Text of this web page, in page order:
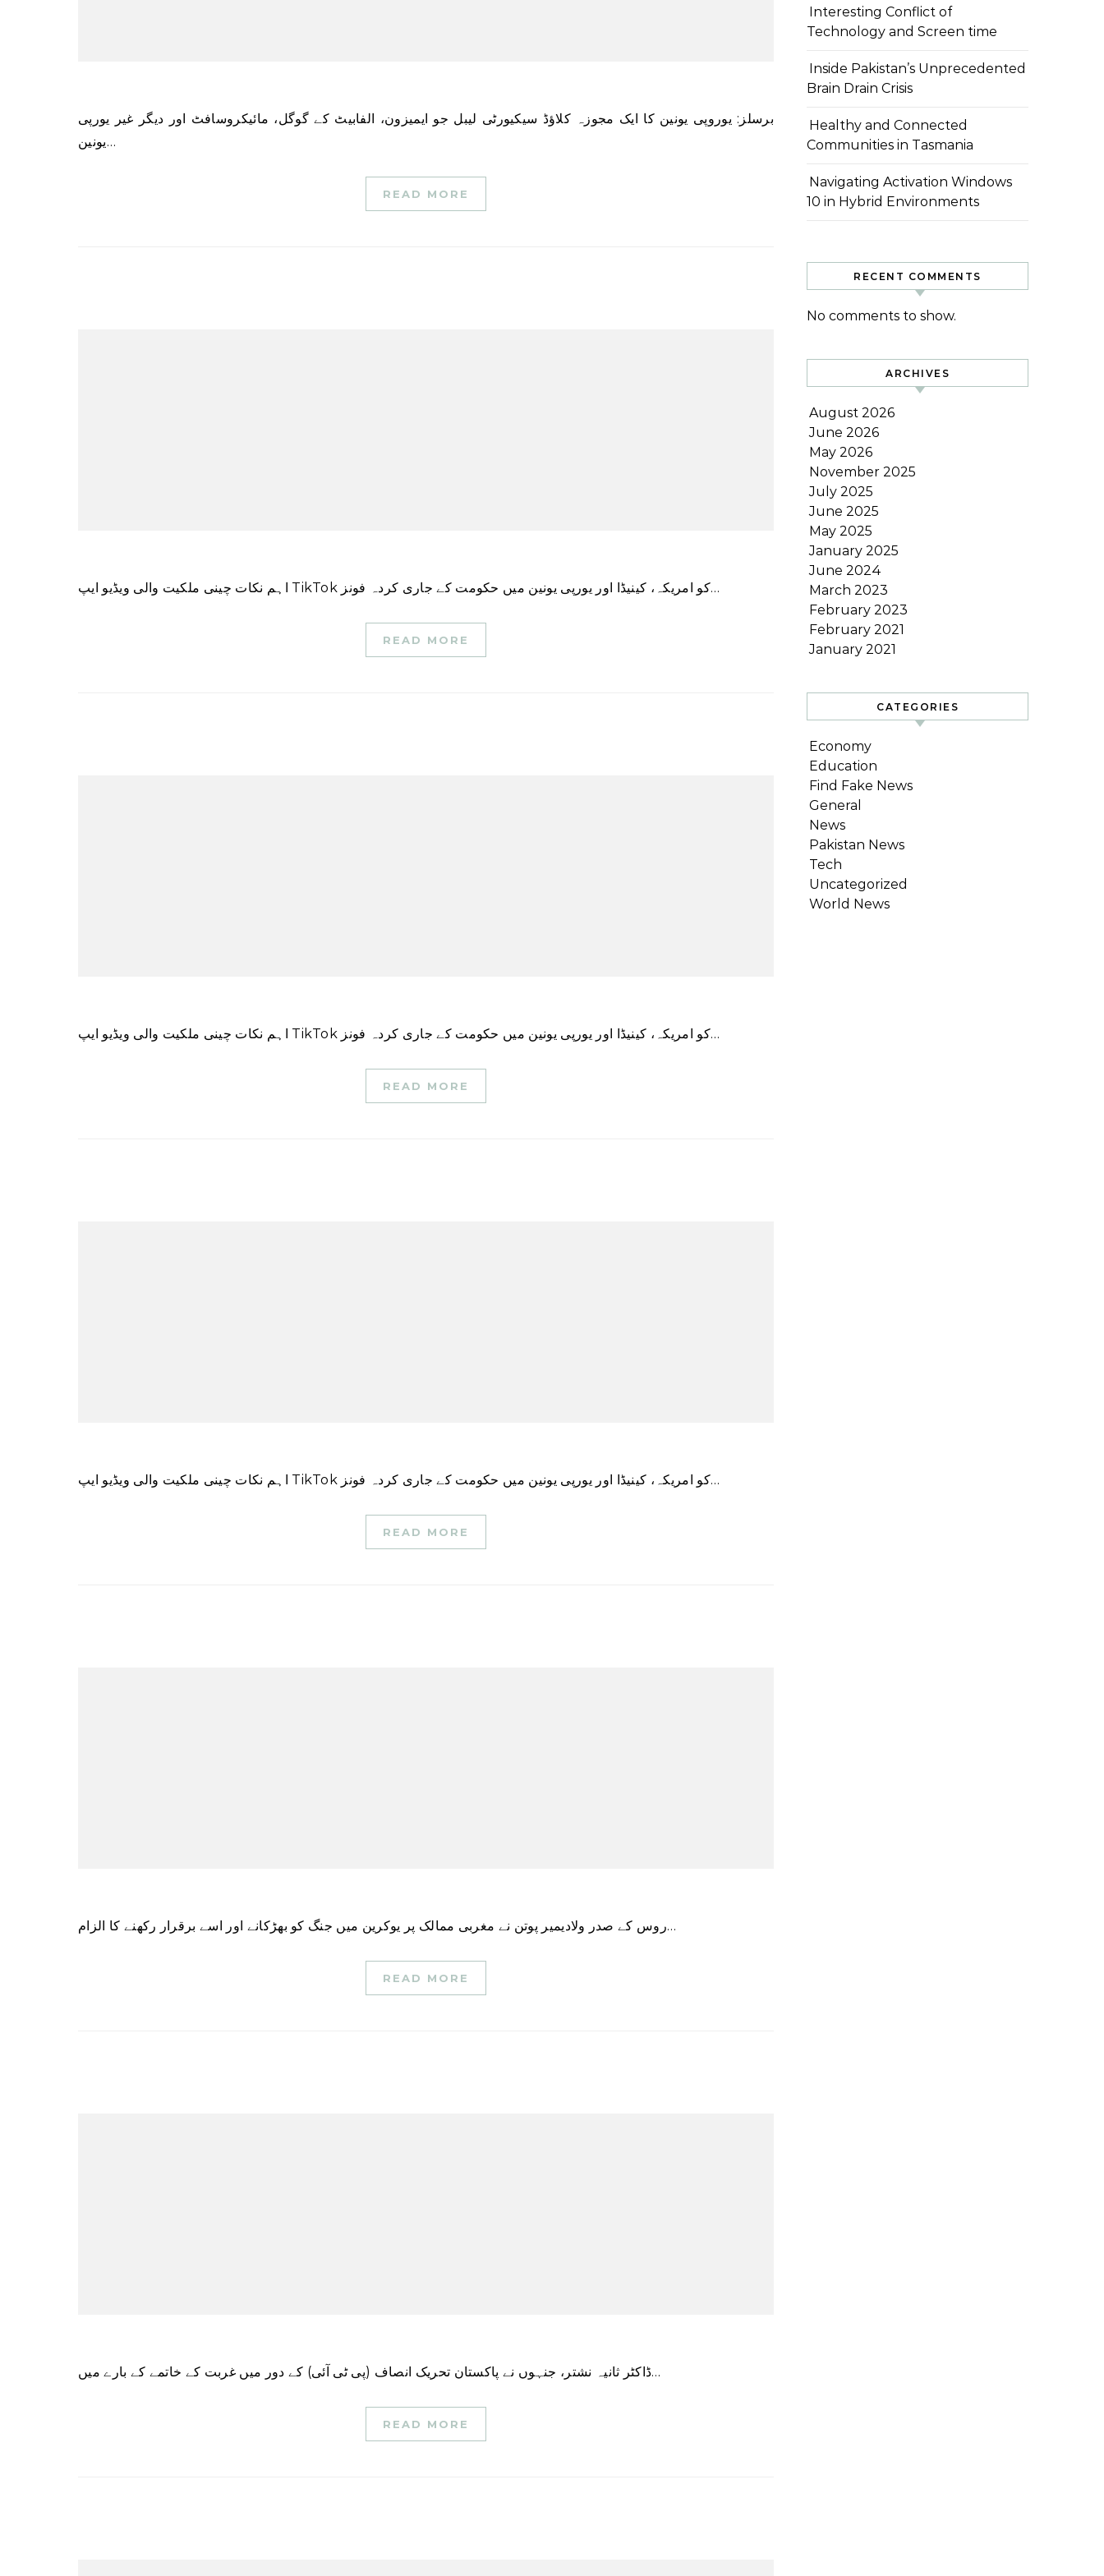
برسلز: یوروپی یونین کا ایک مجوزہ کلاؤڈ سیکیورٹی لیبل جو ایمیزون، الفابیٹ کے گوگل، مائیکروسافٹ اور دیگر غیر یورپی
یونین…
READ MORE
اہم نکات چینی ملکیت والی ویڈیو ایپ TikTok کو امریکہ، کینیڈا اور یورپی یونین میں حکومت کے جاری کردہ فونز…
READ MORE
اہم نکات چینی ملکیت والی ویڈیو ایپ TikTok کو امریکہ، کینیڈا اور یورپی یونین میں حکومت کے جاری کردہ فونز…
READ MORE
اہم نکات چینی ملکیت والی ویڈیو ایپ TikTok کو امریکہ، کینیڈا اور یورپی یونین میں حکومت کے جاری کردہ فونز…
READ MORE
روس کے صدر ولادیمیر پوتن نے مغربی ممالک پر یوکرین میں جنگ کو بھڑکانے اور اسے برقرار رکھنے کا الزام…
READ MORE
ڈاکٹر ثانیہ نشتر، جنہوں نے پاکستان تحریک انصاف (پی ٹی آئی) کے دور میں غربت کے خاتمے کے بارے میں…
READ MORE
Interesting Conflict of
Technology and Screen time
Inside Pakistan’s Unprecedented
Brain Drain Crisis
Healthy and Connected
Communities in Tasmania
Navigating Activation Windows
10 in Hybrid Environments
RECENT COMMENTS
No comments to show.
ARCHIVES
August 2026
June 2026
May 2026
November 2025
July 2025
June 2025
May 2025
January 2025
June 2024
March 2023
February 2023
February 2021
January 2021
CATEGORIES
Economy
Education
Find Fake News
General
News
Pakistan News
Tech
Uncategorized
World News